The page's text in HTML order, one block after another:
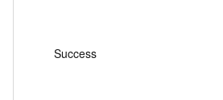
Success